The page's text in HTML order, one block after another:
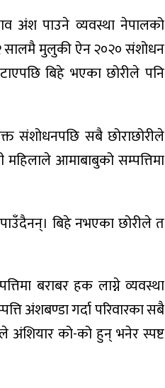
अंश पाउने व्यवस्था नेपालको
सालमै मुलुकी ऐन २०२० संशोधन
बिहे भएका छोरीले पनि
संशोधनपछि सबै छोराछोरीले
आमाबाबुको सम्पत्तिमा
बिहे नभएका छोरीले त
बराबर हक लाग्ने व्यवस्था
अंशबण्डा गर्दा परिवारका सबै
अंशियार को-को हुन् भनेर स्पष्ट